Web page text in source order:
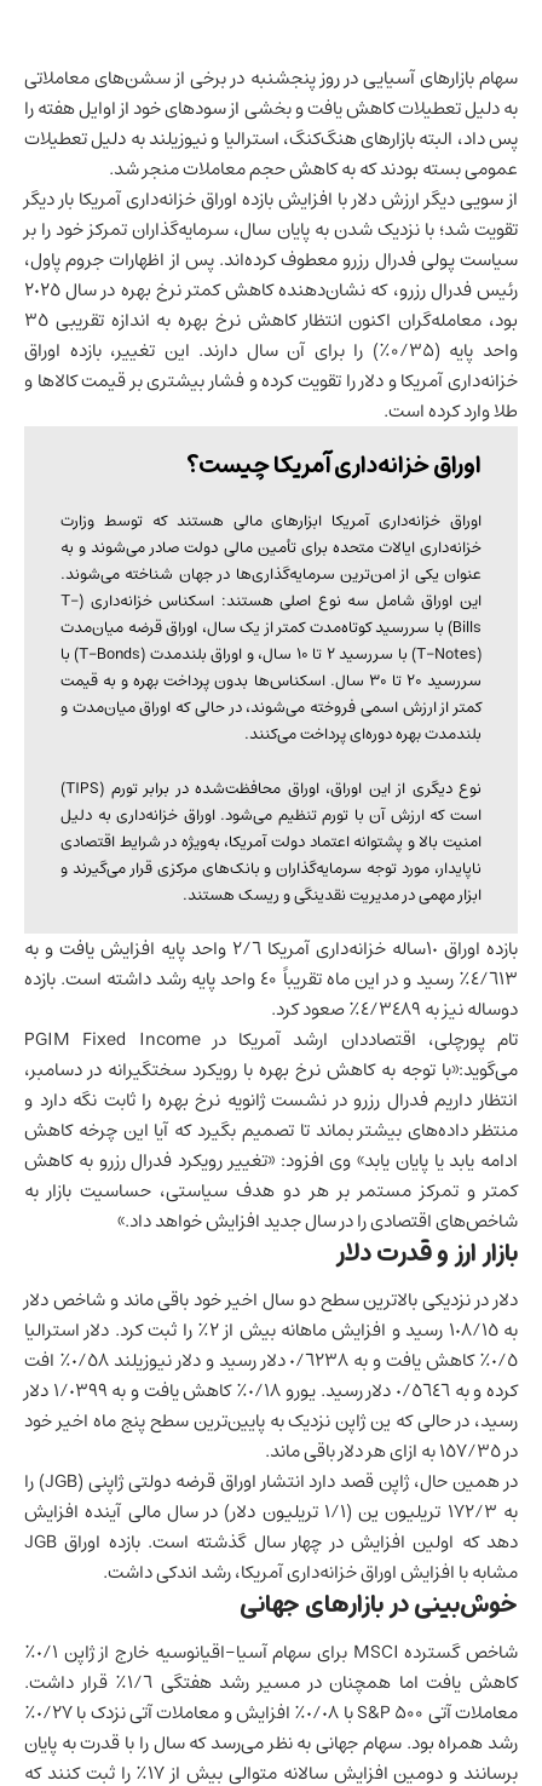
سهام بازارهای آسیایی در روز پنجشنبه در برخی از سشن‌های معاملاتی
به دلیل تعطیلات کاهش یافت و بخشی از سودهای خود از اوایل هفته را
پس داد، البته بازارهایهنگ‌کنگ،استرالیاونیوزیلندبه دلیل تعطیلات
عمومی بسته بودند که به کاهش حجم معاملات منجر شد.
از سویی دیگر ارزش دلار با افزایش بازده اوراق خزانه‌داری آمریکا بار دیگر
تقویت شد؛ با نزدیک شدن به پایان سال، سرمایه‌گذاران تمرکز خود را بر
سیاست پولی فدرال رزرو معطوف کرده‌اند. پس از اظهارات جروم پاول،
رئیس فدرال رزرو، که نشان‌دهنده کاهش کمتر نرخ بهره در سال ٢٠٢٥
بود، معامله‌گران اکنون انتظار کاهش نرخ بهره به اندازه تقریبی ٣٥
واحد پایه (۰/۳۵٪) را برای آن سال دارند. این تغییر، بازده اوراق
خزانه‌داری آمریکا و دلار را تقویت کرده و فشار بیشتری بر قیمت کالاها و
طلا وارد کرده است.
اوراق خزانه‌داری آمریکا چیست؟
اوراق خزانه‌داری آمریکا ابزارهای مالی هستند که توسط وزارت
خزانه‌داریایالات متحده برای تأمین مالی دولت صادر می‌شوند و به
عنوان یکی از امن‌ترین سرمایه‌گذاری‌ها در جهان شناخته می‌شوند.
این اوراق شامل سه نوع اصلی هستند: اسکناس خزانه‌داری (T-
Bills) با سررسید کوتاه‌مدت کمتر از یک سال، اوراق قرضه میان‌مدت
(T-Notes) با سررسید ۲ تا ۱۰ سال، و اوراق بلندمدت (T-Bonds) با
سررسید ۲۰ تا ۳۰ سال. اسکناس‌ها بدون پرداخت بهره و به قیمت
کمتر از ارزش اسمی فروخته می‌شوند، در حالی که اوراق میان‌مدت و
بلندمدت بهره دوره‌ای پرداخت می‌کنند.
نوع دیگری از این اوراق، اوراق محافظت‌شده در برابر تورم (TIPS)
است که ارزش آن با تورم تنظیم می‌شود. اوراق خزانه‌داری به دلیل
امنیت بالا و پشتوانه اعتماد دولت آمریکا، به‌ویژه در شرایط اقتصادی
ناپایدار، مورد توجه سرمایه‌گذاران و بانک‌های مرکزی قرار می‌گیرند و
ابزار مهمی در مدیریت نقدینگی و ریسک هستند.
بازده اوراق ١٠ساله خزانه‌داری آمریکا ٢/٦ واحد پایه افزایش یافت و به
٤/٦١٣٪ رسید و در این ماه تقریباً ٤۰ واحد پایه رشد داشته است. بازده
دو‌ساله نیز به ٤/٣٤٨٩٪ صعود کرد.
تام پورچلی، اقتصاددان ارشد آمریکا در PGIM Fixed Income
می‌گوید:«با توجه به کاهش نرخ بهره با رویکرد سختگیرانه در دسامبر،
انتظار داریم فدرال رزرو در نشست ژانویه نرخ بهره را ثابت نگه دارد و
منتظر داده‌های بیشتر بماند تا تصمیم بگیرد که آیا این چرخه کاهش
ادامه یابد یا پایان یابد» وی افزود: «تغییر رویکرد فدرال رزرو به کاهش
کمتر و تمرکز مستمر بر هر دو هدف سیاستی، حساسیت بازار به
شاخص‌های اقتصادیرا در سال جدید افزایش خواهد داد.»
بازار ارز و قدرت دلار
دلار در نزدیکی بالاترین سطح دو سال اخیر خود باقی ماند و شاخص دلار
به ١٠٨/١٥ رسید و افزایش ماهانه بیش از ٢٪ را ثبت کرد. دلار استرالیا
٠/٥٪ کاهش یافت و به ٠/٦٢٣٨ دلار رسید و دلار نیوزیلند ٠/٥٨٪ افت
کرده و به ٠/٥٦٤٦ دلار رسید. یورو ٠/١٨٪ کاهش یافت و به ١/٠٣٩٩ دلار
رسید، در حالی که ینژاپننزدیک به پایین‌ترین سطح پنج ماه اخیر خود
در ١٥٧/٣٥ به ازای هر دلار باقی ماند.
در همین حال، ژاپن قصد دارد انتشار اوراق قرضه دولتی ژاپنی (JGB) را
به ١٧٢/٣ تریلیون ین (١/١ تریلیون دلار) در سال مالی آینده افزایش
دهد که اولین افزایش در چهار سال گذشته است. بازده اوراق JGB
مشابه با افزایش اوراق خزانه‌داری آمریکا، رشد اندکی داشت.
خوش‌بینی در بازارهای جهانی
شاخص گسترده MSCI برای سهام آسیا-اقیانوسیه خارج از ژاپن ٠/١٪
کاهش یافت اما همچنان در مسیر رشد هفتگی ١/٦٪ قرار داشت.
معاملات آتی S&P 500 با ٠/٠٨٪ افزایش و معاملات آتی نزدک با ٠/٢٧٪
رشد همراه بود. سهام جهانی به نظر می‌رسد که سال را با قدرت به پایان
برسانند و دومین افزایش سالانه متوالی بیش از ١٧٪ را ثبت کنند که